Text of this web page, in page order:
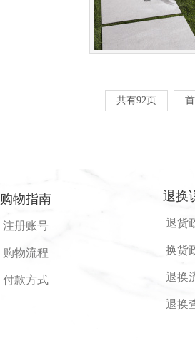
共有92页
购物指南
注册账号
购物流程
付款方式
退换
退货
换货
退换
退换